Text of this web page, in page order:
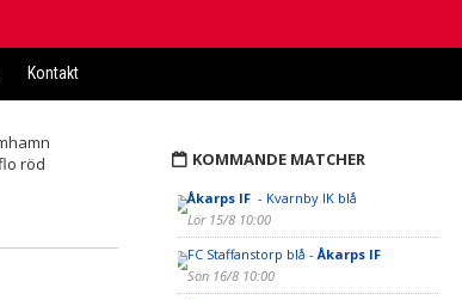
Kontakt
KOMMANDE MATCHER
Åkarps IF - Kvarnby IK blå
Lör 15/8 10:00
FC Staffanstorp blå -Åkarps IF
Sön 16/8 10:00